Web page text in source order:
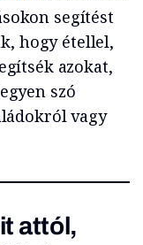
segítést
hogy étellel,
azokat,
szó
vagy
attól,